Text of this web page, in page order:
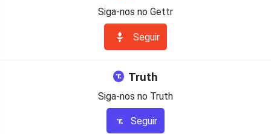
Siga-nos no Gettr
Seguir
Truth
Siga-nos no Truth
Seguir